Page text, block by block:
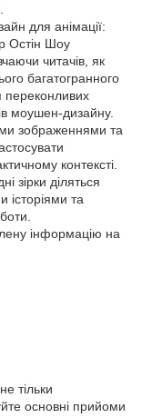
для анімації:
Остін Шоу
читачів, як
багатогранного
переконливих
моушен-дизайну.
зображеннями та
контексті.
зірки діляться
та
інформацію на
тільки
основні прийоми